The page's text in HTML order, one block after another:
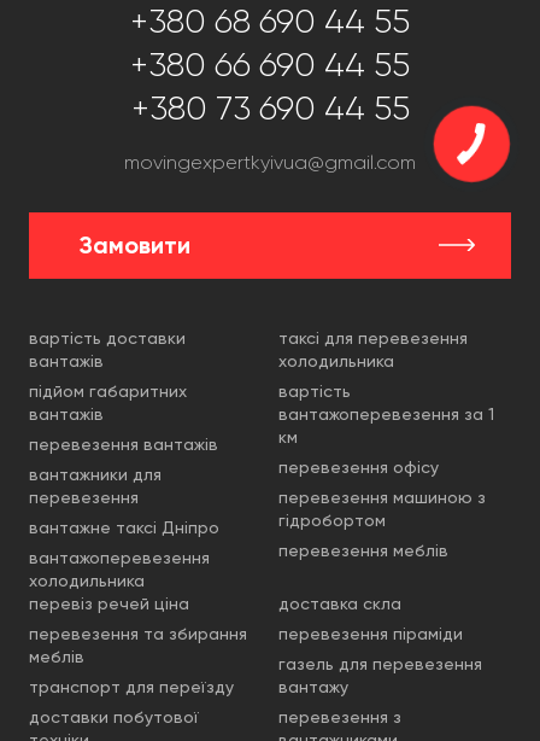
+380 68 690 44 55
+380 66 690 44 55
+380 73 690 44 55
movingexpertkyivua@gmail.com
Замовити
вартість доставки
вантажів
підйом габаритних
вантажів
перевезення вантажів
вантажники для
перевезення
вантажне таксі Дніпро
вантажоперевезення
холодильника
таксі для перевезення
холодильника
вартість
вантажоперевезення за 1
км
перевезення офісу
перевезення машиною з
гідробортом
перевезення меблів
перевіз речей ціна
перевезення та збирання
меблів
транспорт для переїзду
доставки побутової
доставка скла
перевезення піраміди
газель для перевезення
вантажу
перевезення з